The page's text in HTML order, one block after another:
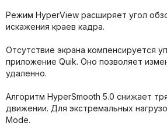
Режим HyperView расширяет угол
искажения краев кадра.
Отсутствие экрана компенсируется
приложение Quik. Оно позволяет
удаленно.
Алгоритм HyperSmooth 5.0 снижает
движении. Для экстремальных
Mode.